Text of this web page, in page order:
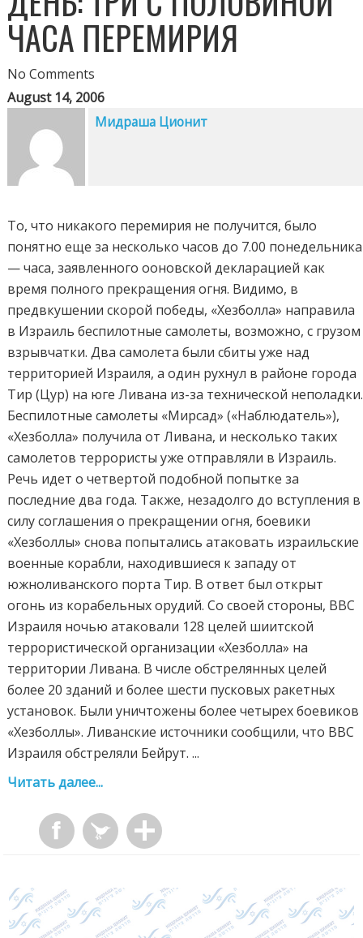
ЧАСА ПЕРЕМИРИЯ
No Comments
August 14, 2006
Мидраша Ционит
То, что никакого перемирия не получится, было
понятно еще за несколько часов до 7.00 понедельника
— часа, заявленного ооновской декларацией как
время полного прекращения огня. Видимо, в
предвкушении скорой победы, «Хезболла» направила
в Израиль беспилотные самолеты, возможно, с грузом
взрывчатки. Два самолета были сбиты уже над
территорией Израиля, а один рухнул в районе города
Тир (Цур) на юге Ливана из-за технической неполадки.
Беспилотные самолеты «Мирсад» («Наблюдатель»),
«Хезболла» получила от Ливана, и несколько таких
самолетов террористы уже отправляли в Израиль.
Речь идет о четвертой подобной попытке за
последние два года. Также, незадолго до вступления в
силу соглашения о прекращении огня, боевики
«Хезболлы» снова попытались атаковать израильские
военные корабли, находившиеся к западу от
южноливанского порта Тир. В ответ был открыт
огонь из корабельных орудий. Со своей стороны, ВВС
Израиля ночью атаковали 128 целей шиитской
террористической организации «Хезболла» на
территории Ливана. В числе обстрелянных целей
более 20 зданий и более шести пусковых ракетных
установок. Были уничтожены более четырех боевиков
«Хезболлы». Ливанские источники сообщили, что ВВС
Израиля обстреляли Бейрут. ...
Читать далее...